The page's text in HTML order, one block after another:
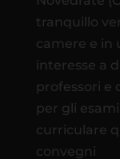
tranquillo
camere e in
interesse a
professori e
per gli
curriculare
convegni